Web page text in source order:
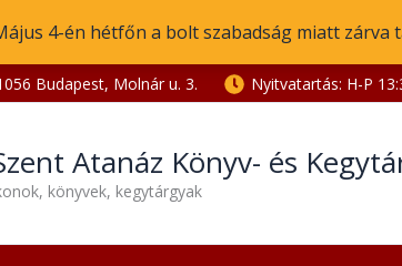
4-én hétfőn a bolt szabadság miatt zárva
Budapest, Molnár u. 3. Nyitvatartás: H-P
Atanáz Könyv- és
könyvek, kegytárgyak